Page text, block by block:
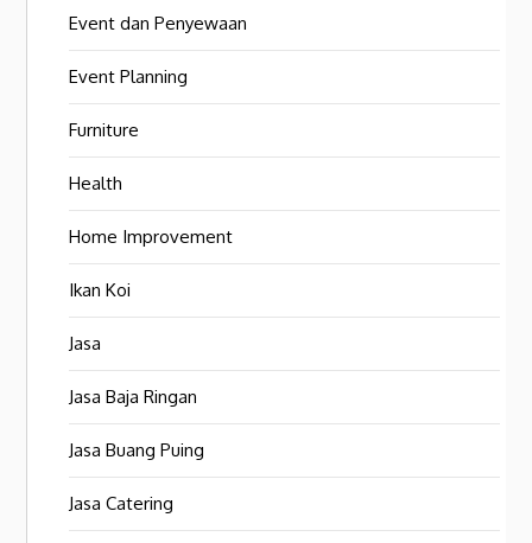
Event dan Penyewaan
Event Planning
Furniture
Health
Home Improvement
Ikan Koi
Jasa
Jasa Baja Ringan
Jasa Buang Puing
Jasa Catering